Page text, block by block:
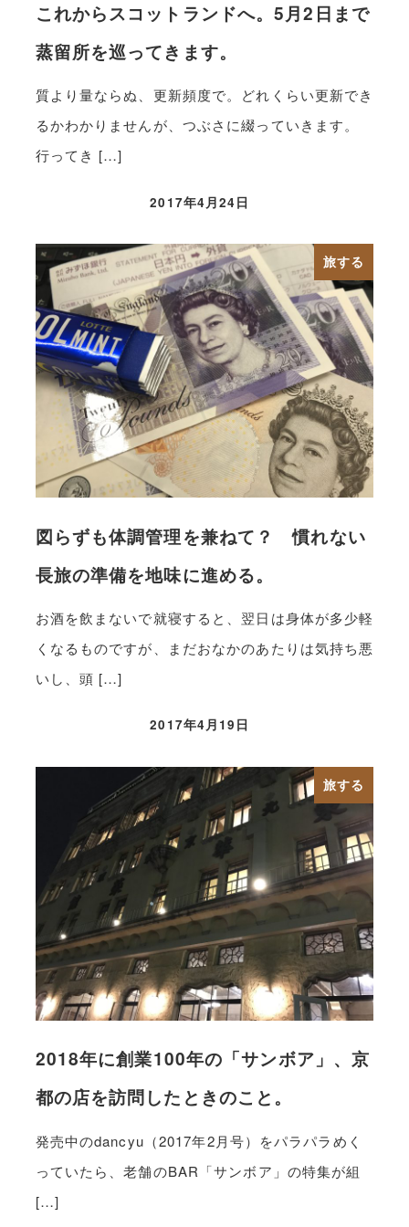
これからスコットランドへ。5月2日まで
蒸留所を巡ってきます。
質より量ならぬ、更新頻度で。どれくらい更新でき
るかわかりませんが、つぶさに綴っていきます。
行ってき […]
2017年4月24日
旅する
図らずも体調管理を兼ねて？ 慣れない
長旅の準備を地味に進める。
お酒を飲まないで就寝すると、翌日は身体が多少軽
くなるものですが、まだおなかのあたりは気持ち悪
いし、頭 […]
2017年4月19日
旅する
2018年に創業100年の「サンボア」、京
都の店を訪問したときのこと。
発売中のdancyu（2017年2月号）をパラパラめく
っていたら、老舗のBAR「サンボア」の特集が組
[…]